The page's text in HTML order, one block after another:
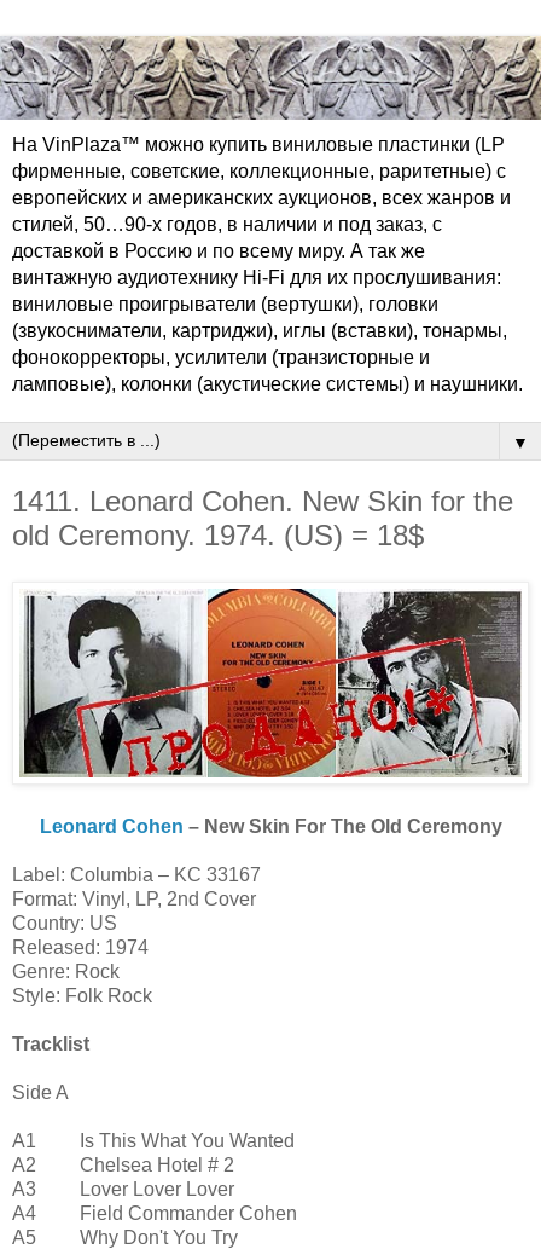
На VinPlaza™ можно купить виниловые пластинки (LP
фирменные, советские, коллекционные, раритетные) с
европейских и американских аукционов, всех жанров и
стилей, 50…90-х годов, в наличии и под заказ, с
доставкой в Россию и по всему миру. А так же
винтажную аудиотехнику Hi-Fi для их прослушивания:
виниловые проигрыватели (вертушки), головки
(звукосниматели, картриджи), иглы (вставки), тонармы,
фонокорректоры, усилители (транзисторные и
ламповые), колонки (акустические системы) и наушники.
▼
1411. Leonard Cohen. New Skin for the
old Ceremony. 1974. (US) = 18$
Leonard Cohen – New Skin For The Old Ceremony
Label: Columbia – KC 33167
Format: Vinyl, LP, 2nd Cover
Country: US
Released: 1974
Genre: Rock
Style: Folk Rock
Tracklist
Side A
A1 Is This What You Wanted
A2 Chelsea Hotel # 2
A3 Lover Lover Lover
A4 Field Commander Cohen
A5 Why Don't You Try